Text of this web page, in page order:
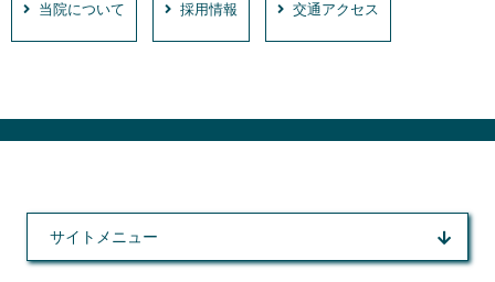
当院について 採用情報 交通アクセス
サイトメニュー